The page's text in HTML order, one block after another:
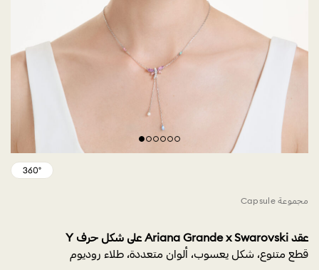
مجموعة Capsule
عقد Ariana Grande x Swarovski على شكل حرف Y
قطع متنوع، شكل يعسوب، ألوان متعددة، طلاء روديوم